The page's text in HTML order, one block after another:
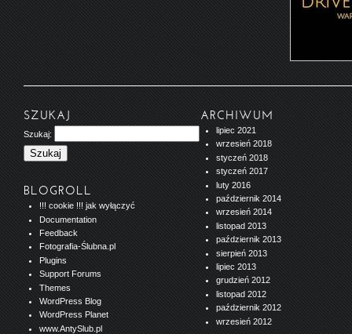
SZUKAJ
Szukaj:
BLOGROLL
!!! cookie !!! jak wyłączyć
Documentation
Feedback
Fotografia-Ślubna.pl
Plugins
Support Forums
Themes
WordPress Blog
WordPress Planet
www.AntySlub.pl
ARCHIWUM
lipiec 2021
wrzesień 2018
styczeń 2018
styczeń 2017
luty 2016
październik 2014
wrzesień 2014
listopad 2013
październik 2013
sierpień 2013
lipiec 2013
grudzień 2012
listopad 2012
październik 2012
wrzesień 2012